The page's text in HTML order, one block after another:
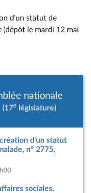
d'un statut de
(dépôt le mardi 12 mai
nationale
(17e législature)
d'un statut
n° 2775,
sociales.